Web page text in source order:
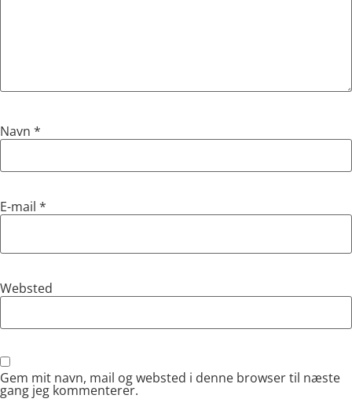
Navn *
E-mail *
Websted
Gem mit navn, mail og websted i denne browser til næste
gang jeg kommenterer.